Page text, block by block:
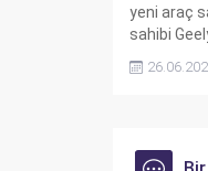
yeni araç
sahibi